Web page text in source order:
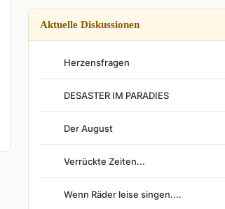
Aktuelle Diskussionen
Herzensfragen
DESASTER IM PARADIES
Der August
Verrückte Zeiten...
Wenn Räder leise singen....